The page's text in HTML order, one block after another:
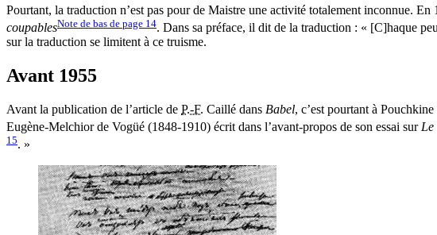
Pourtant, la traduction n’est pas pour de Maistre une activité totalement inconnue.
coupablesNote de bas de page 14. Dans sa préface, il dit de la traduction : « [C]haque
sur la traduction se limitent à ce truisme.
Avant 1955
Avant la publication de l’article de P.-F. Caillé dans Babel, c’est pourtant à
Eugène-Melchior de Vogüé (1848-1910) écrit dans l’avant-propos de son essai sur Le
15. »